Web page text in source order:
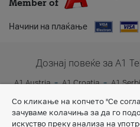
Member of
Начини на плаќање
Дознај повеќе за A1
A1 Austria A1 Croatia A1
Со кликање на копчето "Се
зачуваме колачиња за да го
искуство преку анализа на